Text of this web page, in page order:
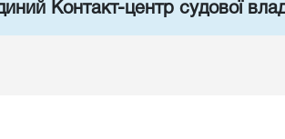
Контакт-центр судової